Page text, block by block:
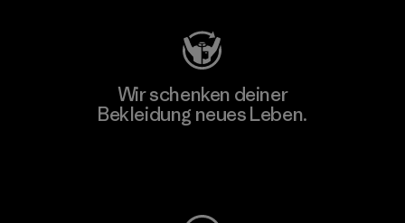
Wir schenken deiner
Bekleidung neues Leben.